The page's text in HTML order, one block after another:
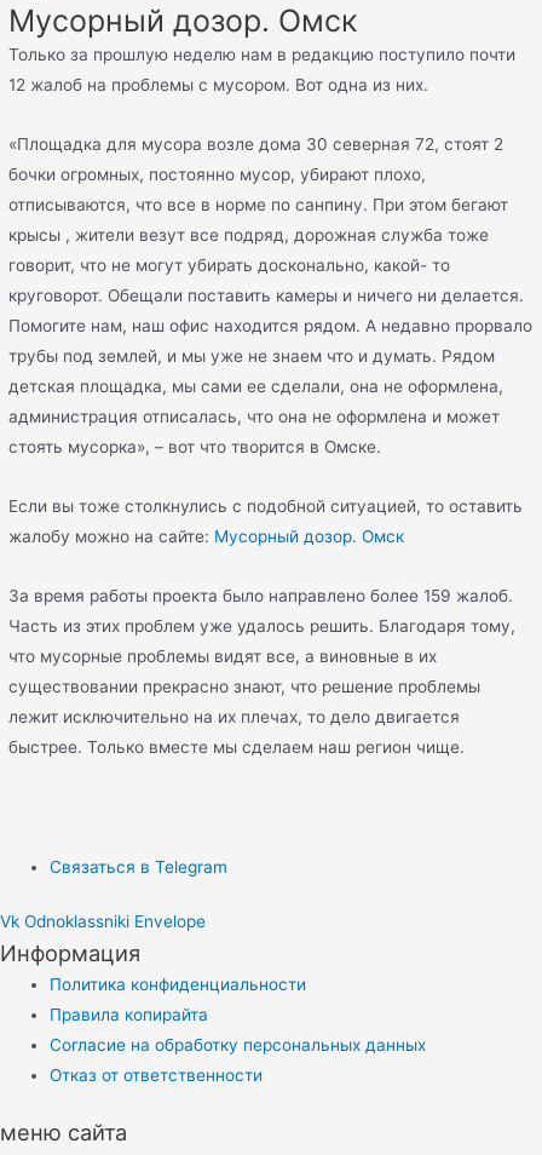
Мусорный дозор. Омск
Только за прошлую неделю нам в редакцию поступило почти
12 жалоб на проблемы с мусором. Вот одна из них.
«Площадка для мусора возле дома 30 северная 72, стоят 2
бочки огромных, постоянно мусор, убирают плохо,
отписываются, что все в норме по санпину. При этом бегают
крысы , жители везут все подряд, дорожная служба тоже
говорит, что не могут убирать досконально, какой- то
круговорот. Обещали поставить камеры и ничего ни делается.
Помогите нам, наш офис находится рядом. А недавно прорвало
трубы под землей, и мы уже не знаем что и думать. Рядом
детская площадка, мы сами ее сделали, она не оформлена,
администрация отписалась, что она не оформлена и может
стоять мусорка», – вот что творится в Омске.
Если вы тоже столкнулись с подобной ситуацией, то оставить
жалобу можно на сайте: Мусорный дозор. Омск
За время работы проекта было направлено более 159 жалоб.
Часть из этих проблем уже удалось решить. Благодаря тому,
что мусорные проблемы видят все, а виновные в их
существовании прекрасно знают, что решение проблемы
лежит исключительно на их плечах, то дело двигается
быстрее. Только вместе мы сделаем наш регион чище.
Связаться в Telegram
Vk Odnoklassniki Envelope
Информация
Политика конфиденциальности
Правила копирайта
Согласие на обработку персональных данных
Отказ от ответственности
меню сайта